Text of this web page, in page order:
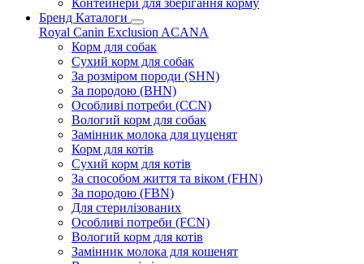
Контейнери для зберігання корму
Бренд Каталоги
Royal Canin Exclusion ACANA
Корм для собак
Сухий корм для собак
За розміром породи (SHN)
За породою (BHN)
Особливі потреби (CCN)
Вологий корм для собак
Замінник молока для цуценят
Корм для котів
Сухий корм для котів
За способом життя та віком (FHN)
За породою (FBN)
Для стерилізованих
Особливі потреби (FCN)
Вологий корм для котів
Замінник молока для кошенят